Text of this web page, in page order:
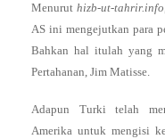
Menuruthizb-ut-tahrir.info
AS ini mengejutkan para
Bahkan hal itulah yang
Pertahanan, Jim Matisse.
Adapun Turki telah
Amerika untuk mengisi